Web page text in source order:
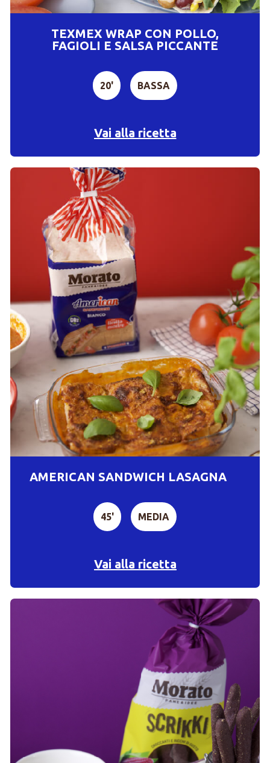
TEXMEX WRAP CON POLLO,
FAGIOLI E SALSA PICCANTE
20' BASSA
Vai alla ricetta
AMERICAN SANDWICH LASAGNA
45' MEDIA
Vai alla ricetta